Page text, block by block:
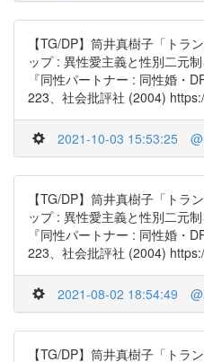
【TG/DP】筒井真樹子「トラ
ップ : 異性愛主義と性別二元
『同性パートナー : 同性婚・
223、社会批評社 (2004)
2021-10-03 15:53:25
【TG/DP】筒井真樹子「トラ
ップ : 異性愛主義と性別二元
『同性パートナー : 同性婚・
223、社会批評社 (2004)
2021-08-02 18:54:49
【TG/DP】筒井真樹子「トラ